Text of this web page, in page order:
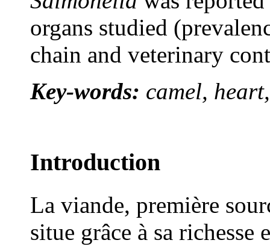
organs studied
chain and veterinary
Key-words: camel,
Introduction
La viande, première
situe grâce à sa richesse